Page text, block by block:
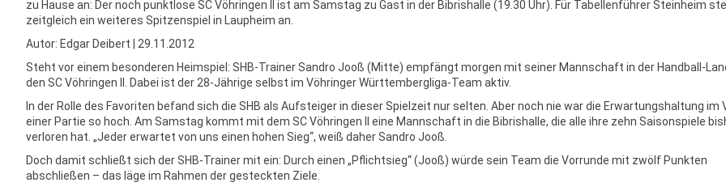
zu Hause an: Der noch punktlose SC Vöhringen II ist am Samstag zu Gast in der Bibrishalle (19.30 Uhr). Für Tabellenführer Steinheim
zeitgleich ein weiteres Spitzenspiel in Laupheim an.
Autor: Edgar Deibert | 29.11.2012
Steht vor einem besonderen Heimspiel: SHB-Trainer Sandro Jooß (Mitte) empfängt morgen mit seiner Mannschaft in der Handball-
den SC Vöhringen II. Dabei ist der 28-Jährige selbst im Vöhringer Württembergliga-Team aktiv.
In der Rolle des Favoriten befand sich die SHB als Aufsteiger in dieser Spielzeit nur selten. Aber noch nie war die Erwartungshaltung im
einer Partie so hoch. Am Samstag kommt mit dem SC Vöhringen II eine Mannschaft in die Bibrishalle, die alle ihre zehn Saisonspiele
verloren hat. „Jeder erwartet von uns einen hohen Sieg“, weiß daher Sandro Jooß.
Doch damit schließt sich der SHB-Trainer mit ein: Durch einen „Pflichtsieg“ (Jooß) würde sein Team die Vorrunde mit zwölf Punkten
abschließen – das läge im Rahmen der gesteckten Ziele.